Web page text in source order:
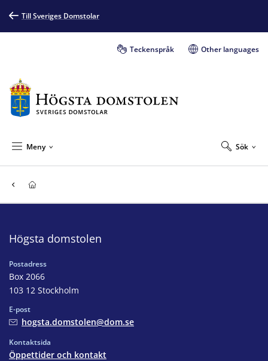
Till Sveriges Domstolar
Teckenspråk Other languages
Sök
Meny
Högsta domstolen
Postadress
Box 2066
103 12 Stockholm
E-post
hogsta.domstolen@dom.se
Kontaktsida
Öppettider och kontakt